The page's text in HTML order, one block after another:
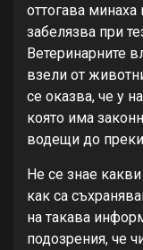
оттогава
забелязва при
Ветеринарните
взели от
се оказва, че у
която има
водещи до
Не се знае какви
как са
на такава
подозрения, че